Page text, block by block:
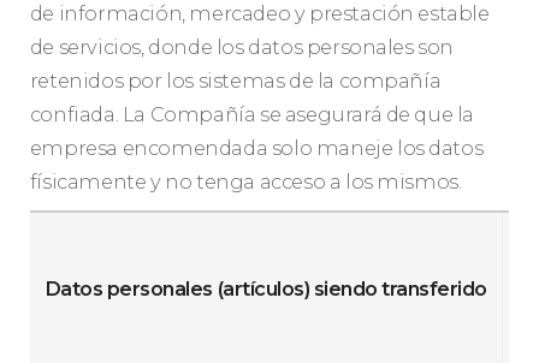
de información, mercadeo y prestación estable
de servicios, donde los datos personales son
retenidos por los sistemas de la compañía
confiada. La Compañía se asegurará de que la
empresa encomendada solo maneje los datos
físicamente y no tenga acceso a los mismos.
Datos personales (artículos) siendo transferido